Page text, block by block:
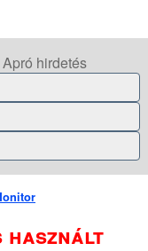
Apró hirdetés
használt